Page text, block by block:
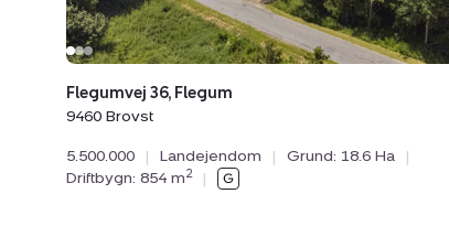
Flegumvej 36, Flegum
9460 Brovst
5.500.000 | Landejendom | Grund: 18.6 Ha
|
Driftbygn: 854 m2 |